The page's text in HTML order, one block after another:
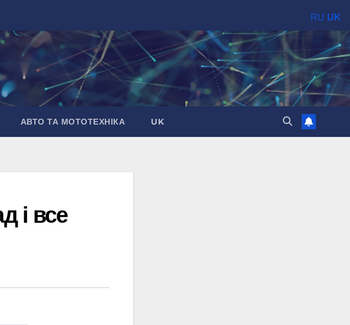
АВТО ТА МОТОТЕХНІКА UK
і все
RU UK